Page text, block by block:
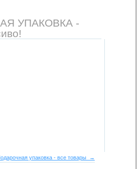
УПАКОВКА -
упаковка - все товары →